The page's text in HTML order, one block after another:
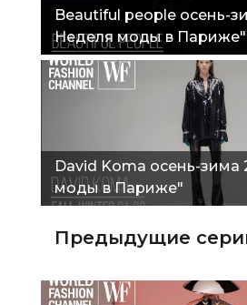
Beautiful people осень-
Неделя моды в Париже"
David Koma осень-зима
моды в Париже"
Предыдущие